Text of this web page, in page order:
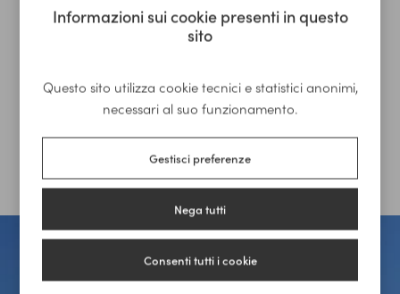
Informazioni sui cookie presenti in questo
sito
Questo sito utilizza cookie tecnici e statistici anonimi,
necessari al suo funzionamento.
Gestisci preferenze
Nega tutti
Consenti tutti i cookie